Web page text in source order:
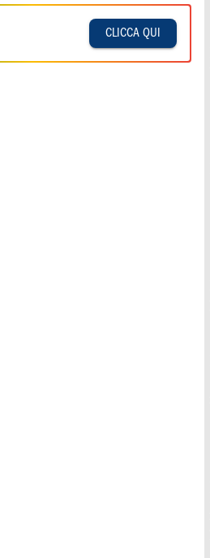
CLICCA QUI